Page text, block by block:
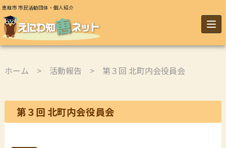
恵庭市 市民活動団体・個人紹介
ホーム > 活動報告 > 第３回 北町内会役員会
第３回 北町内会役員会